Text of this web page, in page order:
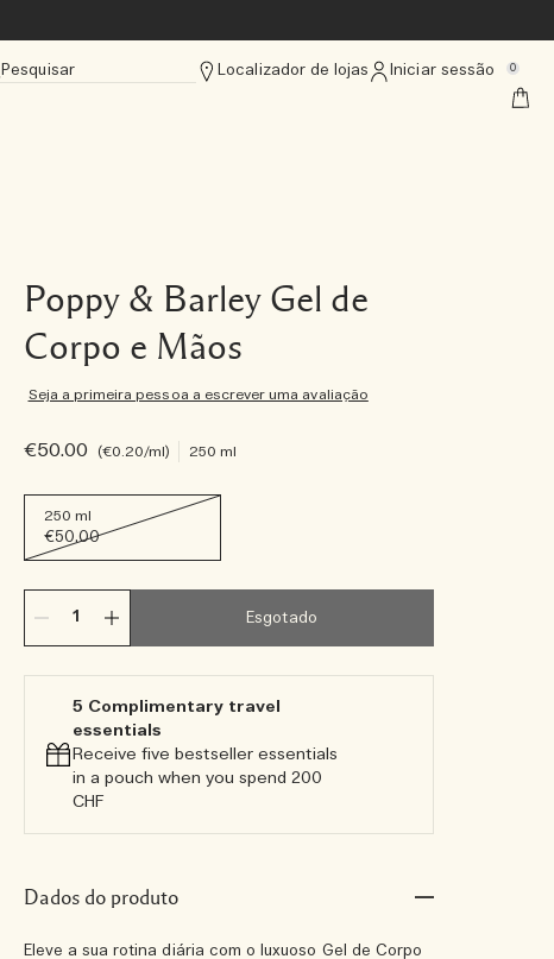
Pesquisar Localizador de lojas Iniciar sessão 0
Poppy & Barley Gel de
Corpo e Mãos
Seja a primeira pessoa a escrever uma avaliação
€50.00 €0.20/ml 250 ml
250 ml
€50.00
Esgotado
5 Complimentary travel
essentials​
Receive five bestseller essentials
in a pouch when you spend 200
CHF
Dados do produto
Eleve a sua rotina diária com o luxuoso Gel de Corpo